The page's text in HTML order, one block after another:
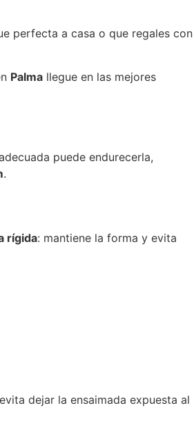
perfecta a casa o que regales con
Palma llegue en las mejores
puede endurecerla,
.
rígida: mantiene la forma y evita
dejar la ensaimada expuesta al